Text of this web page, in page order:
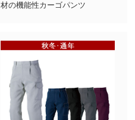
材の機能性カーゴパンツ